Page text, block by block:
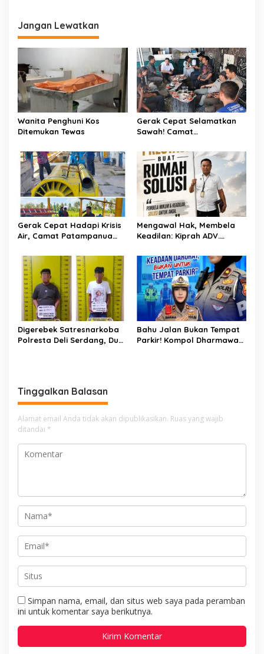
g
a
s
i
p
o
s
Jangan Lewatkan
Wanita Penghuni Kos
Ditemukan Tewas
Gerak Cepat Selamatkan
Sawah! Camat
Kementerian Bahas Solusi
Debit Air Irigasi Watang
Sawitto Menulis
Gerak Cepat Hadapi Krisis
Air, Camat Patampanua
Demi Selamatkan Ribuan
Hektare Sawah Warga
Mengawal Hak, Membela
Keadilan: Kiprah ADV.
Solusi
Digerebek Satresnarkoba
Polresta Deli Serdang, Dua
Bahu Jalan Bukan Tempat
Parkir! Kompol Dharmawati
Tinggalkan Balasan
Alamat email Anda tidak akan dipublikasikan. Ruas yang wajib
ditandai *
Simpan nama, email, dan situs web saya pada peramban
ini untuk komentar saya berikutnya.